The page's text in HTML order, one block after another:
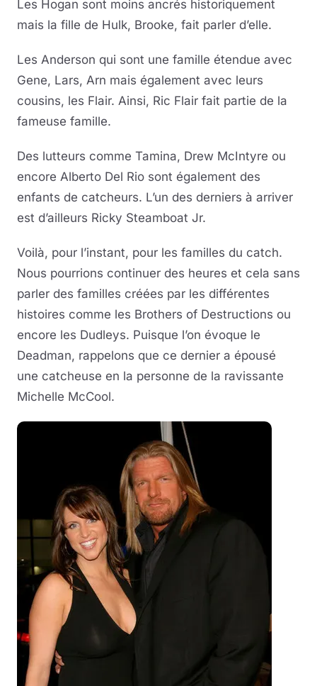
Les Hogan sont moins ancrés historiquement
mais la fille de Hulk, Brooke, fait parler d’elle.
Les Anderson qui sont une famille étendue avec
Gene, Lars, Arn mais également avec leurs
cousins, les Flair. Ainsi, Ric Flair fait partie de la
fameuse famille.
Des lutteurs comme Tamina, Drew McIntyre ou
encore Alberto Del Rio sont également des
enfants de catcheurs. L’un des derniers à arriver
est d’ailleurs Ricky Steamboat Jr.
Voilà, pour l’instant, pour les familles du catch.
Nous pourrions continuer des heures et cela sans
parler des familles créées par les différentes
histoires comme les Brothers of Destructions ou
encore les Dudleys. Puisque l’on évoque le
Deadman, rappelons que ce dernier a épousé
une catcheuse en la personne de la ravissante
Michelle McCool.